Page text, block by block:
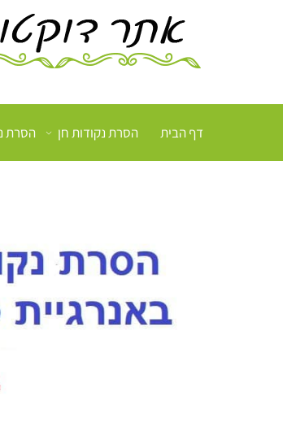
דף הבית הסרת נקודות חן הסרת